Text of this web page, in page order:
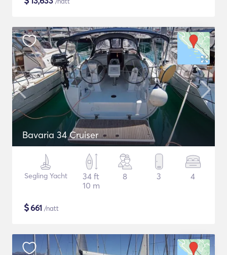
Bavaria 34 Cruiser
Segling Yacht
34 ft
10 m
8 3 4
$661 /natt